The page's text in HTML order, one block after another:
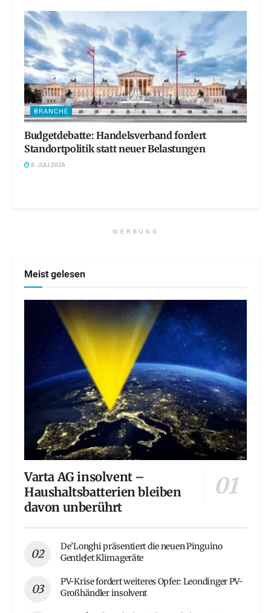
BRANCHE
Budgetdebatte: Handelsverband fordert
Standortpolitik statt neuer Belastungen
8. JULI 2026
WERBUNG
Meist gelesen
Varta AG insolvent –
Haushaltsbatterien bleiben
davon unberührt
De’Longhi präsentiert die neuen Pinguino
GentleJet Klimageräte
PV-Krise fordert weiteres Opfer: Leondinger PV-
Großhändler insolvent